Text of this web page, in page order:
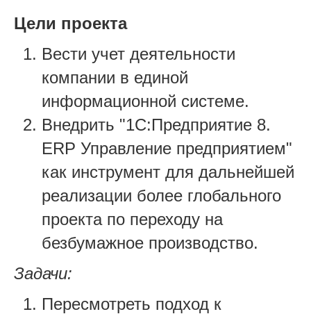
Цели проекта
Вести учет деятельности
компании в единой
информационной системе.
Внедрить "1С:Предприятие 8.
ERP Управление предприятием"
как инструмент для дальнейшей
реализации более глобального
проекта по переходу на
безбумажное производство.
Задачи:
Пересмотреть подход к